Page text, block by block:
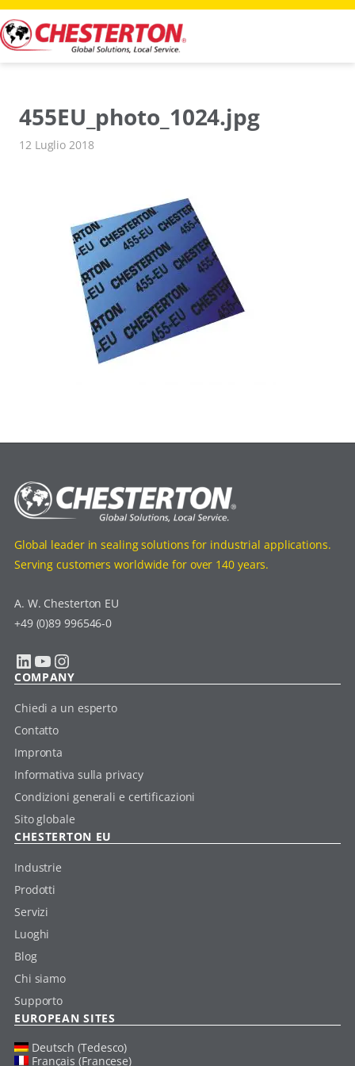
Vai
al
contenuto
455EU_photo_1024.jpg
12 Luglio 2018
Global leader in sealing solutions for industrial applications.
Serving customers worldwide for over 140 years.
A. W. Chesterton EU
+49 (0)89 996546-0
LinkedIn YouTube Instagram
COMPANY
Chiedi a un esperto
Contatto
Impronta
Informativa sulla privacy
Condizioni generali e certificazioni
Sito globale
CHESTERTON EU
Industrie
Prodotti
Servizi
Luoghi
Blog
Chi siamo
Supporto
EUROPEAN SITES
Deutsch (Tedesco)
Français (Francese)